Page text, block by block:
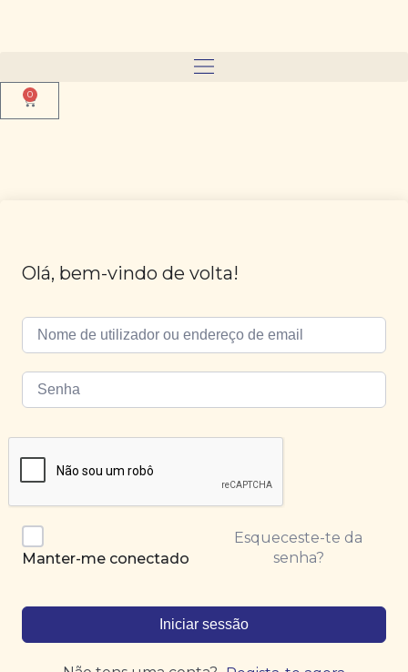
0
Olá, bem-vindo de volta!
Manter-me conectado
Esqueceste-te da
senha?
Iniciar sessão